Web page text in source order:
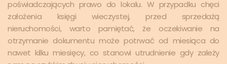
poświadczających prawo do lokalu. W przypadku chęci
założenia księgi wieczystej, przed sprzedażą
nieruchomości, warto pamiętać, że oczekiwanie na
otrzymanie dokumentu może potrwać od miesiąca do
nawet kilku miesięcy, co stanowi utrudnienie gdy zależy